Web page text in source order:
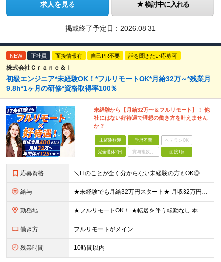
求人を見る 検討中に入れる
掲載終了予定日： 2026.08.31
NEW 正社員 面接情報有 自己PR不要 話を聞きたい応募可
株式会社Ｃｒａｎｅ＆Ｉ
初級エンジニア*未経験OK！*フルリモートOK*月給32万～*残業月
9.8h*1ヶ月の研修*資格取得率100％
未経験から【月給32万〜＆フルリモート】！ 他
社にはない好待遇で理想の働き方を叶えません
か？
未経験歓迎 学歴不問 ベテランOK
完全週休2日 賞与複数月 面接1回
応募資格 ＼ITのことが全く分からない未経験の方もOK◎／≪ポテンシャル採用実施中≫ ★未経験OK！フリータからの正社員デビューもOK！ ★学歴不問 ≪こんな方にピッタリです！≫ ◎未経験から本気でエンジニア
給与 ★未経験でも月給32万円スタート★ 月収32万円～35万円＋各種手当（資格手当だけで毎月15万の上乗せ実績あり！） ★資格手当豊富！1資格につき最大3万円支給 ★功績手当の導入で、毎月のお給与に上乗
勤務地 ★フルリモートOK！ ★転居を伴う転勤なし 本社またはプロジェクト先にて勤務いただきます！ ※プロジェクト先は一都三県及び23区内がメイン 【本社】 東京都新宿区神楽坂1-2 研究社英語センタービ
働き方 フルリモートがメイン
残業時間 10時間以内